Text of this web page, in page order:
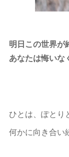
明日この世界が
あなたは悔いな
ひとは、ぽとり
何かに向き合い